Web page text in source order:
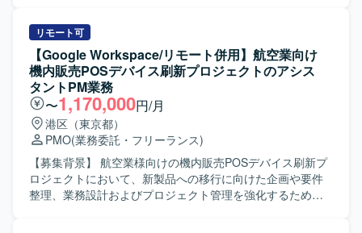
けるサーバー群のOSアップデート・移行プロジェクトを主
導する経験を積んでいただけます。 今後のWindows Server
およびクライアント管理基盤の更なる刷新に向けたナレッ
ジを獲得でき、インフラ更改案件における市場価値向上が
見込めます。 【開発環境】 Microsoft Configuration
Manager（MCM）、Windows Server 2016 / 2022、オンプ
レミス環境、クラウド環境となります。
ムの設計書をベースに詳細設計および構築を実施し、一部
ドキュメントの修正や加筆にも対応していただきます。
IntuneによるPC管理の構築をメインに、PCの展開方式の整
備や各種ポリシー設定、親会社と同様のアプリの配布設定
などを行っていただきます。また、セキュリティサービス
としてMicrosoft Defender for EndpointおよびMicrosoft
Purviewの実装も予定されております。 【求める人物像】
親会社環境の設計書を踏襲しながら、自律的に詳細設計や
構築を進めていただける方を求めております。ドキュメン
トを読み解きながら最適な構成を検討し、関係者と連携し
つつ丁寧に環境を整備できる方です。 【ポジションの魅
リモート可
【Google Workspace/リモート併用】航空業向け
機内販売POSデバイス刷新プロジェクトのアシス
タントPM業務
〜1,170,000円/月
港区（東京都）
PMO(業務委託・フリーランス)
【募集背景】 航空業様向けの機内販売POSデバイス刷新プ
ロジェクトにおいて、新製品への移行に向けた企画や要件
整理、業務設計およびプロジェクト管理を強化するための